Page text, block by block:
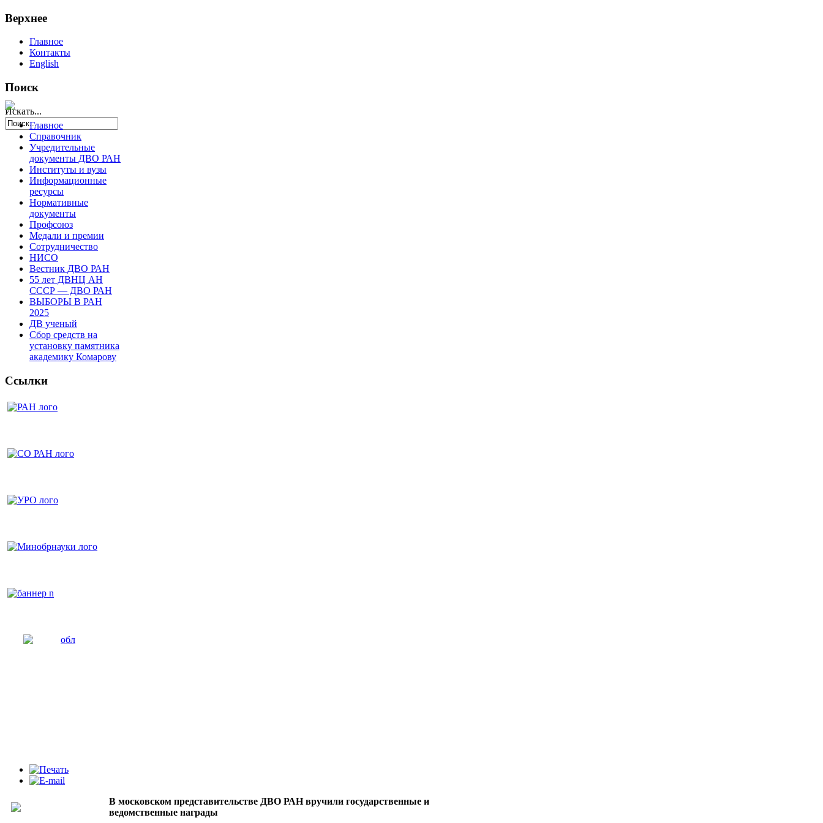
Верхнее
Главное
Контакты
English
Поиск
Искать...
Главное
Справочник
Учредительные
документы ДВО РАН
Институты и вузы
Информационные
ресурсы
Нормативные
документы
Профсоюз
Медали и премии
Сотрудничество
НИСО
Вестник ДВО РАН
55 лет ДВНЦ АН
СССР — ДВО РАН
ВЫБОРЫ В РАН
2025
ДВ ученый
Сбор средств на
установку памятника
академику Комарову
Ссылки
В московском представительстве ДВО РАН вручили государственные и
ведомственные награды